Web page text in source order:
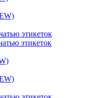
этикеток
этикеток